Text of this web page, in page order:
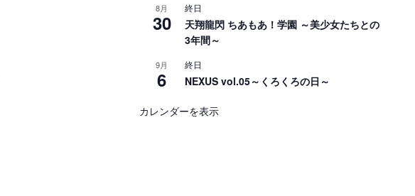
8月
30
終日
天翔龍閃 ちあもあ！学園 ～美少女たちとの
3年間～
9月
6
終日
NEXUS vol.05～くろくろの日～
カレンダーを表示